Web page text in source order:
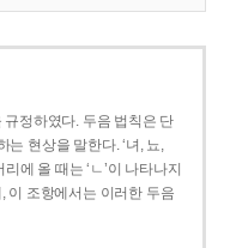
정하였다. 두음 법칙은 단
는 현상을 말한다. ‘녀, 뇨,
에 올 때는 ‘ㄴ’이 나타나지
이 조항에서는 이러한 두음